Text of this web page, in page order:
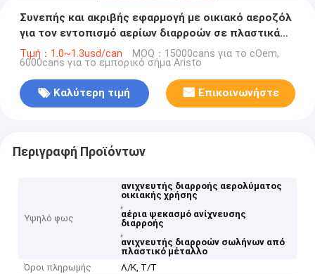
Συνεπής και ακριβής εφαρμογή με οικιακό αεροζόλ
για τον εντοπισμό αερίων διαρροών σε πλαστικά
και μεταλλικά σωλήνες
Τιμή：1.0~1.3usd/can MOQ：15000cans για το cOem,
6000cans για το εμπορικό σήμα Aristo
Καλύτερη τιμή Επικοινωνήστε
Περιγραφή Προϊόντων
Υψηλό φως
ανιχνευτής διαρροής αερολύματος
οικιακής χρήσης
,
αέρια ψεκασμό ανίχνευσης
διαρροής
,
ανιχνευτής διαρροών σωλήνων από
πλαστικό μέταλλο
Όροι πληρωμής
Λ/Κ, Τ/Τ